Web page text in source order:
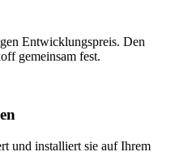
Entwicklungspreis. Den
gemeinsam fest.
und installiert sie auf Ihrem